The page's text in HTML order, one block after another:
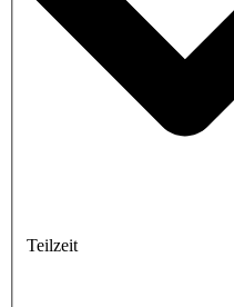
Teilzeit